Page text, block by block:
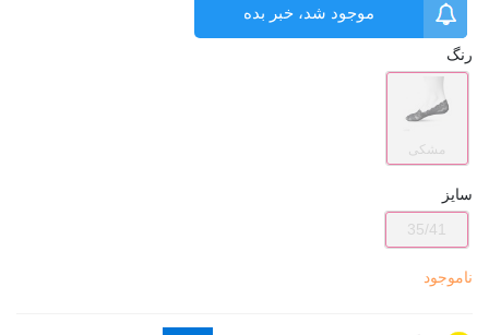
موجود شد، خبر بده
رنگ
مشکی
سایز
35/41
ناموجود